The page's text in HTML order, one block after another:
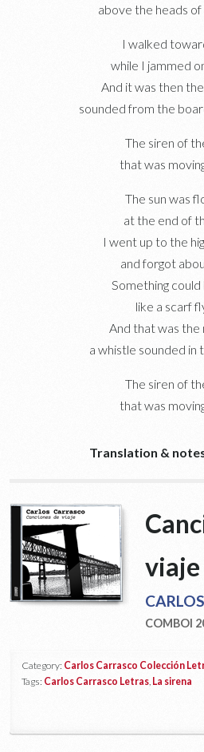
above the heads
I walked
while I jammed
And it was then
sounded from the
The siren of
that was
The sun was
at the end of
I went up to the
and forgot
Something could
like a scarf
And that was the
a whistle sounded in
The siren of
that was
Translation &
viaje
COMBOI
Category: Carlos Carrasco Colección
Tags: Carlos Carrasco Letras La sirena